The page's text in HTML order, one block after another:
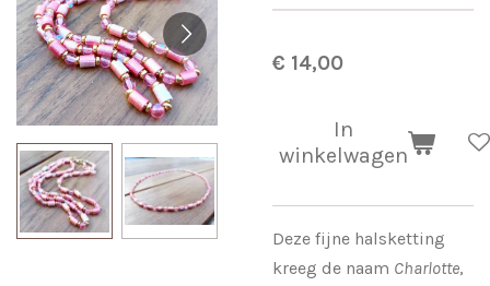
€ 14,00
In
winkelwagen
Deze fijne halsketting
kreeg de naam Charlotte,